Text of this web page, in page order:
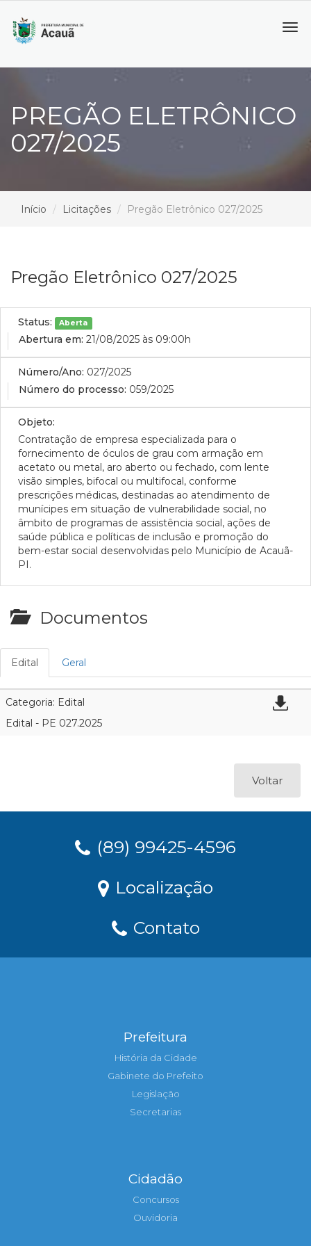
PREGÃO ELETRÔNICO
027/2025
Início Licitações Pregão Eletrônico 027/2025
Pregão Eletrônico 027/2025
Status: Aberta
Abertura em: 21/08/2025 às 09:00h
Número/Ano: 027/2025
Número do processo: 059/2025
Objeto:
Contratação de empresa especializada para o
fornecimento de óculos de grau com armação em
acetato ou metal, aro aberto ou fechado, com lente
visão simples, bifocal ou multifocal, conforme
prescrições médicas, destinadas ao atendimento de
munícipes em situação de vulnerabilidade social, no
âmbito de programas de assistência social, ações de
saúde pública e políticas de inclusão e promoção do
bem-estar social desenvolvidas pelo Município de Acauã-
PI.
Documentos
Edital Geral
Categoria: Edital
Edital - PE 027.2025
Voltar
(89) 99425-4596
Localização
Contato
Prefeitura
História da Cidade
Gabinete do Prefeito
Legislação
Secretarias
Cidadão
Concursos
Ouvidoria